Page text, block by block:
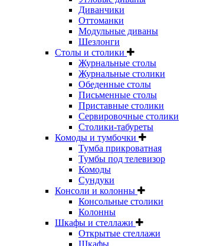
Диванчики
Оттоманки
Модульные диваны
Шезлонги
Столы и столики
Журнальные столы
Журнальные столики
Обеденные столы
Письменные столы
Приставные столики
Сервировочные столики
Столики-табуреты
Комоды и тумбочки
Тумба прикроватная
Тумбы под телевизор
Комоды
Сундуки
Консоли и колонны
Консольные столики
Колонны
Шкафы и стеллажи
Открытые стеллажи
Шкафы